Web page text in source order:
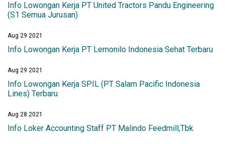
Info Lowongan Kerja PT United Tractors Pandu Engineering
(S1 Semua Jurusan)
Aug 29 2021
Info Lowongan Kerja PT Lemonilo Indonesia Sehat Terbaru
Aug 29 2021
Info Lowongan Kerja SPIL (PT Salam Pacific Indonesia
Lines) Terbaru
Aug 28 2021
Info Loker Accounting Staff PT Malindo Feedmill,Tbk